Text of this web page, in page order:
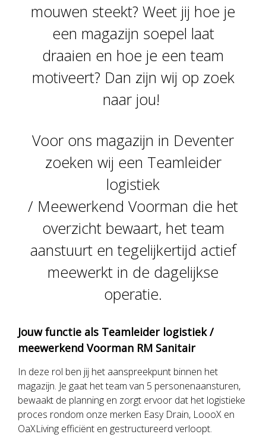
mouwen steekt? Weet jij hoe je
een magazijn soepel laat
draaien en hoe je een team
motiveert? Dan zijn wij op zoek
naar jou!
Voor ons magazijn in Deventer
zoeken wij een Teamleider
logistiek
/ Meewerkend Voorman die het
overzicht bewaart, het team
aanstuurt en tegelijkertijd actief
meewerkt in de dagelijkse
operatie.
Jouw functie als Teamleider logistiek /
meewerkend Voorman RM Sanitair
In deze rol ben jij het aanspreekpunt binnen het
magazijn. Je gaat het team van 5 personenaansturen,
bewaakt de planning en zorgt ervoor dat het logistieke
proces rondom onze merken Easy Drain, LoooX en
OaXLiving efficiënt en gestructureerd verloopt.